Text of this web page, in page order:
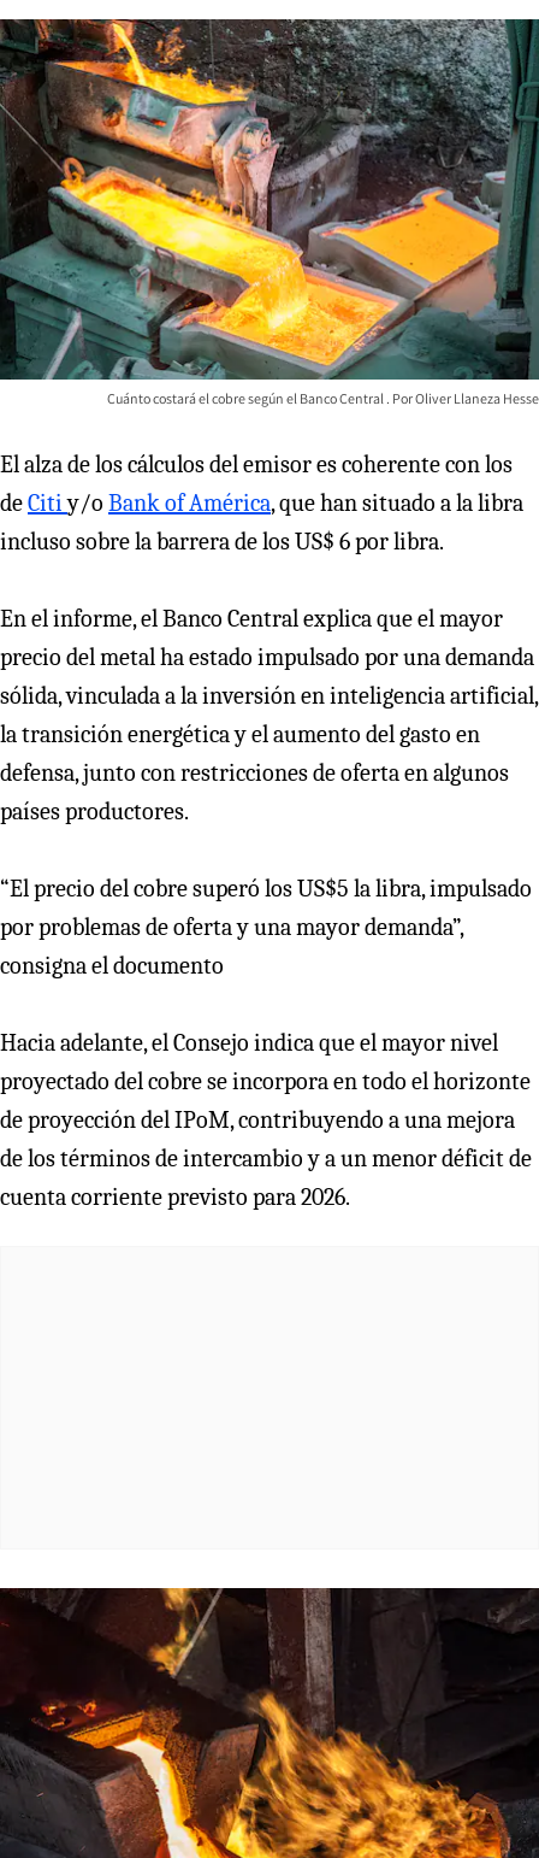
Cuánto costará el cobre según el Banco Central Oliver Llaneza Hesse
El alza de los cálculos del emisor es coherente con los
deCitiy/o Bank of América, que han situado a la libra
incluso sobre la barrera de los US$ 6 por libra.
En el informe, el Banco Central explica que el mayor
precio del metal ha estado impulsado por una demanda
sólida, vinculada a la inversión en inteligencia artificial,
la transición energética y el aumento del gasto en
defensa, junto con restricciones de oferta en algunos
países productores.
“El precio del cobre superó los US$5 la libra, impulsado
por problemas de oferta y una mayor demanda”,
consigna el documento
Hacia adelante, el Consejo indica que el mayor nivel
proyectado del cobre se incorpora en todo el horizonte
de proyección del IPoM, contribuyendo a una mejora
de los términos de intercambio y a un menor déficit de
cuenta corriente previsto para 2026.